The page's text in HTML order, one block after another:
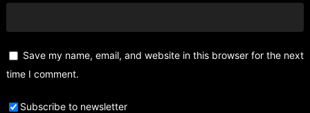
Save my name, email, and website in this browser for the next
time I comment.
Subscribe to newsletter